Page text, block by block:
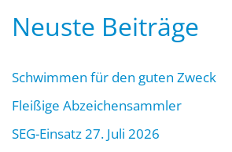
Neuste Beiträge
Schwimmen für den guten Zweck
Fleißige Abzeichensammler
SEG-Einsatz 27. Juli 2026